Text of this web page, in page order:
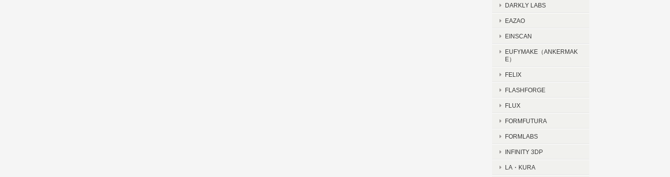
DARKLY LABS
EAZAO
EINSCAN
EUFYMAKE（ANKERMAK
E）
FELIX
FLASHFORGE
FLUX
FORMFUTURA
FORMLABS
INFINITY 3DP
LA・KURA